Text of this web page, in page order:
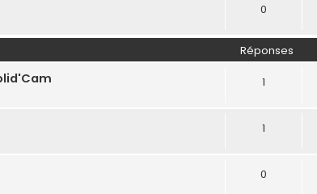
0
Réponses
1
1
0